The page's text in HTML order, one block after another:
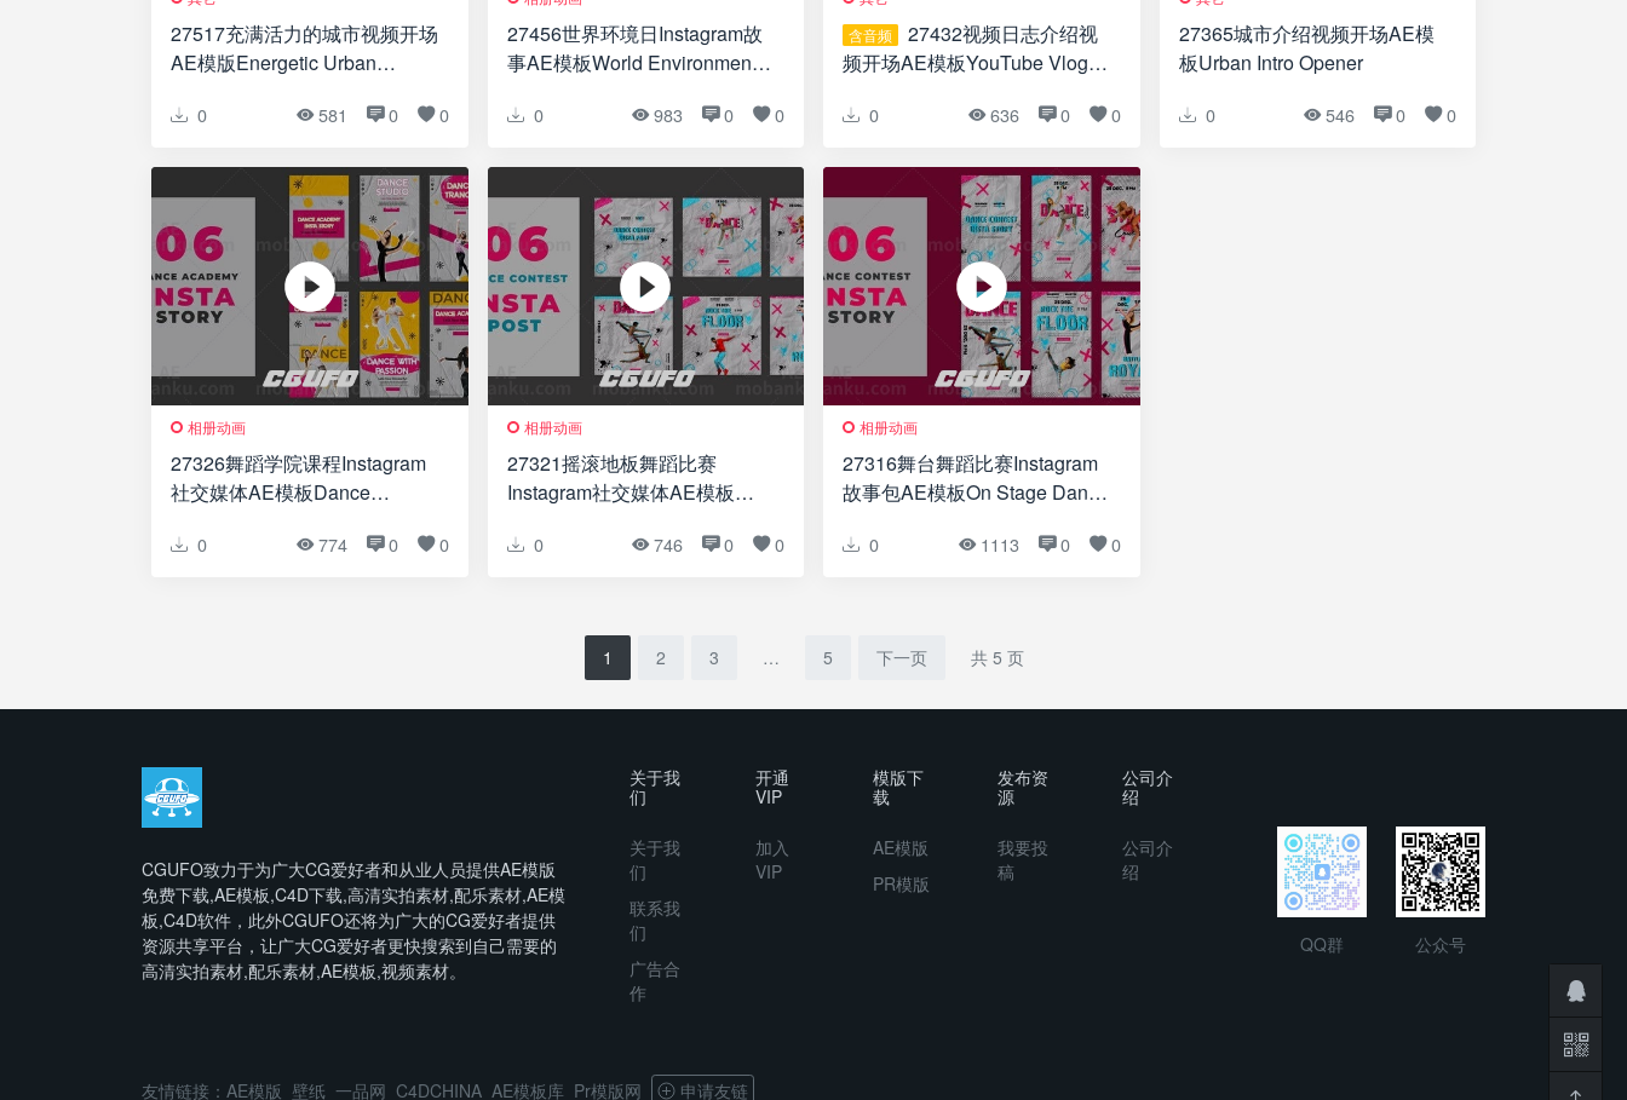
27517充满活力的城市视频开场
AE模版Energetic Urban
0 581 0 0
27456世界环境日Instagram故
事AE模板World Environment
0 983 0 0
含音频
频开场AE模板YouTube Vlog
0 636 0 0
27365城市介绍视频开场AE模
板Urban Intro Opener
0 546 0 0
相册动画
27326舞蹈学院课程Instagram
社交媒体AE模板Dance
Social Media Post
0 774 0 0
相册动画
27321摇滚地板舞蹈比赛
Instagram社交媒体AE模板
Instagram Social Media Post
0 746 0 0
相册动画
27316舞台舞蹈比赛Instagram
故事包AE模板On Stage Dance
0 1113 0 0
1 2 3 … 5 下一页 共 5 页
CGUFO致力于为广大CG爱好者和从业人员提供AE模版
免费下载,AE模板,C4D下载,高清实拍素材,配乐素材,AE模
板,C4D软件，此外CGUFO还将为广大的CG爱好者提供
资源共享平台，让广大CG爱好者更快搜索到自己需要的
高清实拍素材,配乐素材,AE模板,视频素材。
关于我
们
关于我
们
联系我
们
广告合
作
开通
VIP
加入
VIP
模版下
载
AE模版
PR模版
发布资
源
我要投
稿
公司介
绍
公司介
绍
QQ群 公众号
友情链接： AE模版 壁纸 一品网 C4DCHINA AE模板库 Pr模版网 申请友链